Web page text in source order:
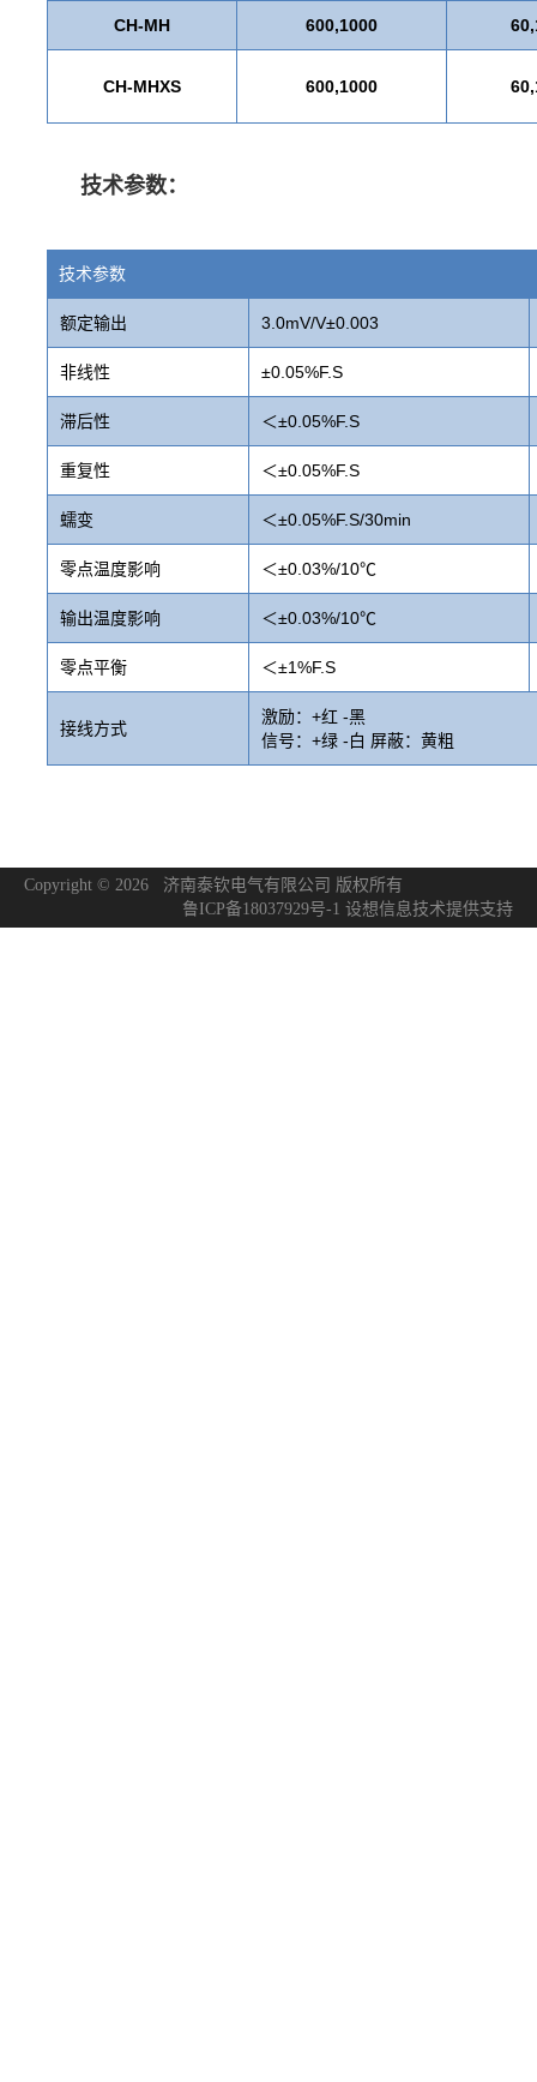
CH-MH 600,1000
CH-MHXS 600,1000
技术参数：
技术参数
额定输出 3.0mV/V±0.003
非线性 ±0.05%F.S
滞后性 ＜±0.05%F.S
重复性 ＜±0.05%F.S
蠕变 ＜±0.05%F.S/30min
零点温度影响 ＜±0.03%/10℃
输出温度影响 ＜±0.03%/10℃
零点平衡 ＜±1%F.S
接线方式
激励：+红 -黑
信号：+绿 -白 屏蔽：黄粗
Copyright © 2026 济南泰钦电气有限公司 版权所有
鲁ICP备18037929号-1 设想信息技术提供支持